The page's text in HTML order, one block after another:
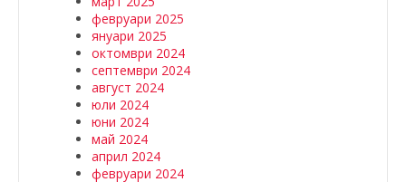
февруари 2025
януари 2025
октомври 2024
септември 2024
август 2024
юли 2024
юни 2024
май 2024
април 2024
февруари 2024